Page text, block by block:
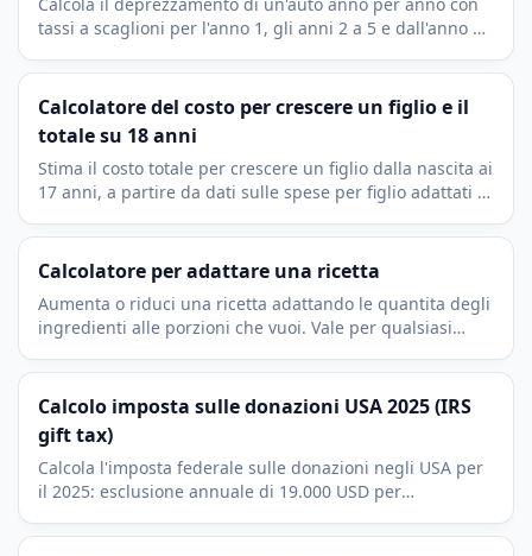
tassi a scaglioni per l'anno 1, gli anni 2 a 5 e dall'anno 6.
Calcolatore del costo per crescere un figlio e il
totale su 18 anni
Stima il costo totale per crescere un figlio dalla nascita ai
17 anni, a partire da dati sulle spese per figlio adattati al
Calcolatore per adattare una ricetta
Aumenta o riduci una ricetta adattando le quantita degli
ingredienti alle porzioni che vuoi. Vale per qualsiasi
Calcolo imposta sulle donazioni USA 2025 (IRS
gift tax)
Calcola l'imposta federale sulle donazioni negli USA per
il 2025: esclusione annuale di 19.000 USD per
aliquota del 40% e Form 709.